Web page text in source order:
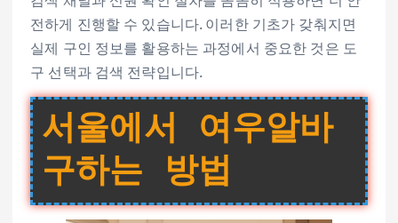
전하게 진행할 수 있습니다. 이러한 기초가 갖춰지면
실제 구인 정보를 활용하는 과정에서 중요한 것은 도
구 선택과 검색 전략입니다.
서울에서 여우알바
구하는 방법